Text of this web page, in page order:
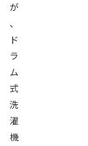
が
、
ド
ラ
ム
式
洗
濯
機